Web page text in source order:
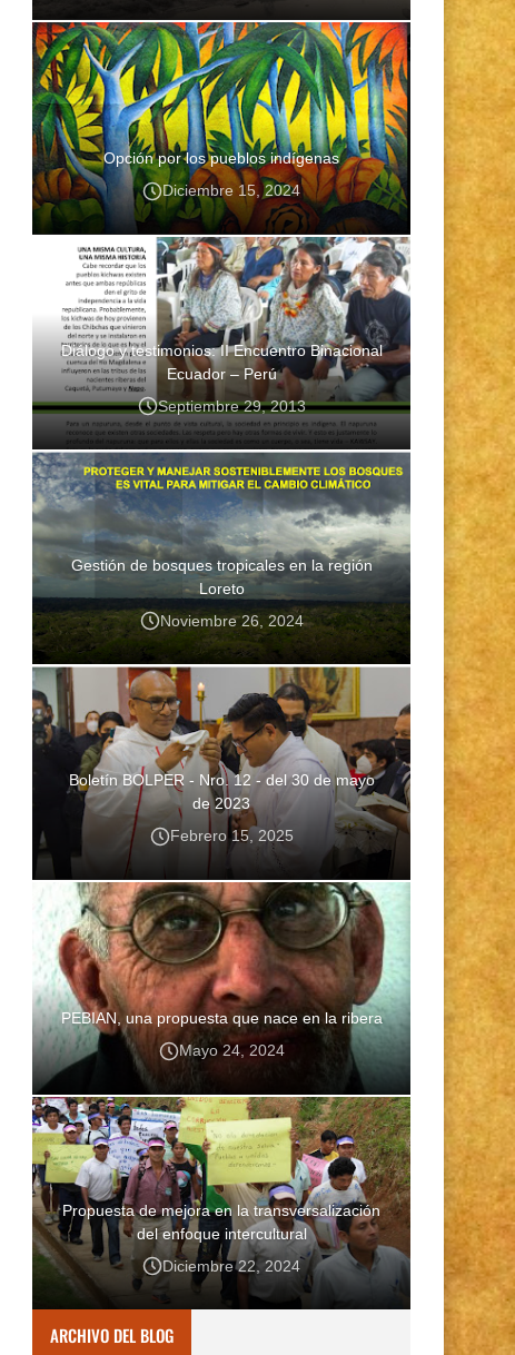
Opción por los pueblos indígenas
Diciembre 15, 2024
Diálogo y testimonios: II Encuentro Binacional
Ecuador – Perú
Septiembre 29, 2013
Gestión de bosques tropicales en la región
Loreto
Noviembre 26, 2024
Boletín BOLPER - Nro. 12 - del 30 de mayo
de 2023
Febrero 15, 2025
PEBIAN, una propuesta que nace en la ribera
Mayo 24, 2024
Propuesta de mejora en la transversalización
del enfoque intercultural
Diciembre 22, 2024
ARCHIVO DEL BLOG